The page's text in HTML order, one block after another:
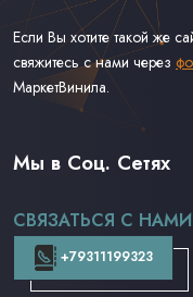
Если Вы хотите такой же
свяжитесь с нами через
МаркетВинила.
Виниловые Пластинки
Доставка и Оплата
Контакты
Мы в Соц. Сетях
СВЯЗАТЬСЯ С НАМИ
+79311199323